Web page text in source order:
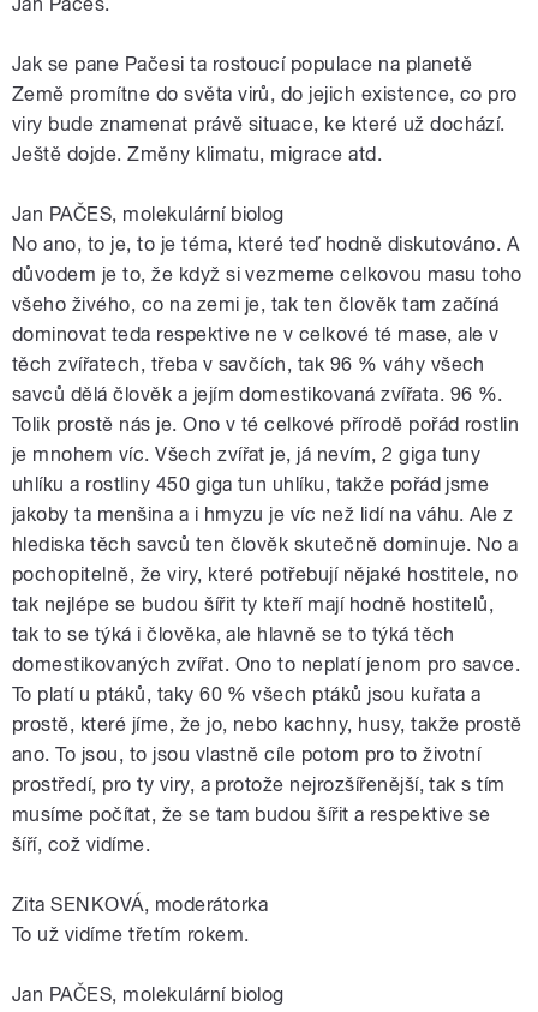
Jak se pane Pačesi ta rostoucí populace na planetě
Země promítne do světa virů, do jejich existence, co pro
viry bude znamenat právě situace, ke které už dochází.
Ještě dojde. Změny klimatu, migrace atd.
Jan PAČES, molekulární biolog
No ano, to je, to je téma, které teď hodně diskutováno. A
důvodem je to, že když si vezmeme celkovou masu toho
všeho živého, co na zemi je, tak ten člověk tam začíná
dominovat teda respektive ne v celkové té mase, ale v
těch zvířatech, třeba v savčích, tak 96 % váhy všech
savců dělá člověk a jejím domestikovaná zvířata. 96 %.
Tolik prostě nás je. Ono v té celkové přírodě pořád rostlin
je mnohem víc. Všech zvířat je, já nevím, 2 giga tuny
uhlíku a rostliny 450 giga tun uhlíku, takže pořád jsme
jakoby ta menšina a i hmyzu je víc než lidí na váhu. Ale z
hlediska těch savců ten člověk skutečně dominuje. No a
pochopitelně, že viry, které potřebují nějaké hostitele, no
tak nejlépe se budou šířit ty kteří mají hodně hostitelů,
tak to se týká i člověka, ale hlavně se to týká těch
domestikovaných zvířat. Ono to neplatí jenom pro savce.
To platí u ptáků, taky 60 % všech ptáků jsou kuřata a
prostě, které jíme, že jo, nebo kachny, husy, takže prostě
ano. To jsou, to jsou vlastně cíle potom pro to životní
prostředí, pro ty viry, a protože nejrozšířenější, tak s tím
musíme počítat, že se tam budou šířit a respektive se
šíří, což vidíme.
Zita SENKOVÁ, moderátorka
To už vidíme třetím rokem.
Jan PAČES, molekulární biolog